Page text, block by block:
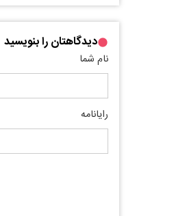
دیدگاهتان را بنویسید
نام شما
رایانامه